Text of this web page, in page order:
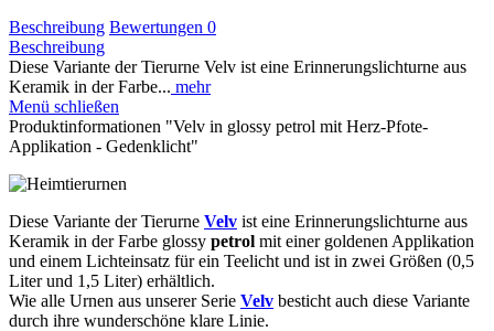
Beschreibung Bewertungen 0
Beschreibung
Diese Variante der Tierurne Velv ist eine Erinnerungslichturne aus
Keramik in der Farbe... mehr
Menü schließen
Produktinformationen "Velv in glossy petrol mit Herz-Pfote-
Applikation - Gedenklicht"
Diese Variante der Tierurne Velv ist eine Erinnerungslichturne aus
Keramik in der Farbe glossy petrol mit einer goldenen Applikation
und einem Lichteinsatz für ein Teelicht und ist in zwei Größen (0,5
Liter und 1,5 Liter) erhältlich.
Wie alle Urnen aus unserer Serie Velv besticht auch diese Variante
durch ihre wunderschöne klare Linie.